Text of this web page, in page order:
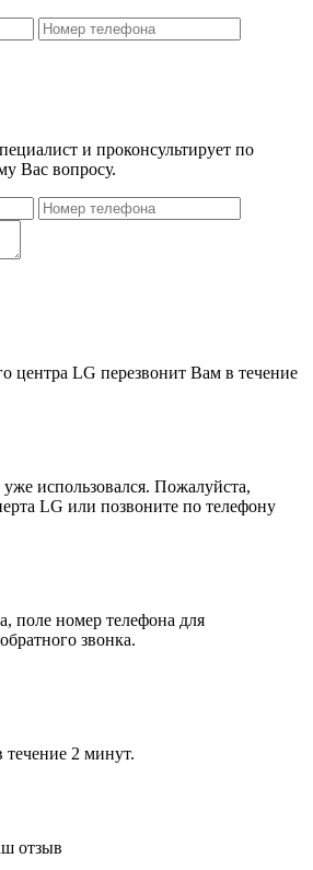
и проконсультирует по
Вас вопросу.
центра LG перезвонит Вам в течение
использовался. Пожалуйста,
LG или позвоните по телефону
поле номер телефона для
звонка.
2 минут.
отзыв